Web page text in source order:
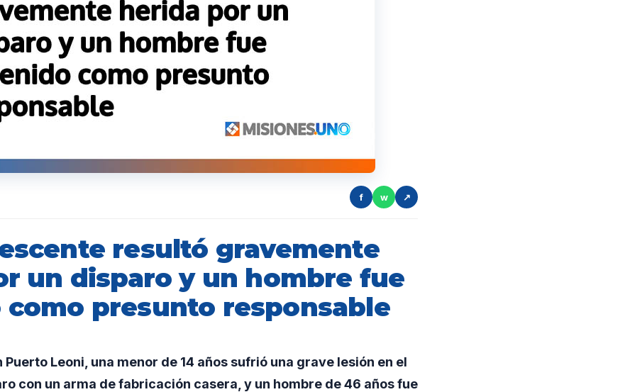
f w ↗
resultó gravemente
un disparo y un hombre fue
presunto responsable
Puerto Leoni, una menor de 14 años sufrió una grave lesión en el
con un arma de fabricación casera, y un hombre de 46 años fue